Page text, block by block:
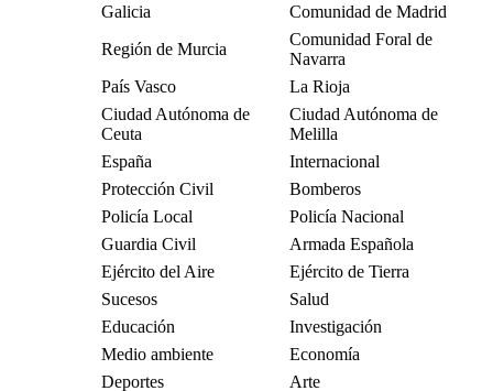
Galicia
Comunidad de Madrid
Región de Murcia
Comunidad Foral de
Navarra
País Vasco
La Rioja
Ciudad Autónoma de
Ceuta
Ciudad Autónoma de
Melilla
España
Internacional
Protección Civil
Bomberos
Policía Local
Policía Nacional
Guardia Civil
Armada Española
Ejército del Aire
Ejército de Tierra
Sucesos
Salud
Educación
Investigación
Medio ambiente
Economía
Deportes
Arte